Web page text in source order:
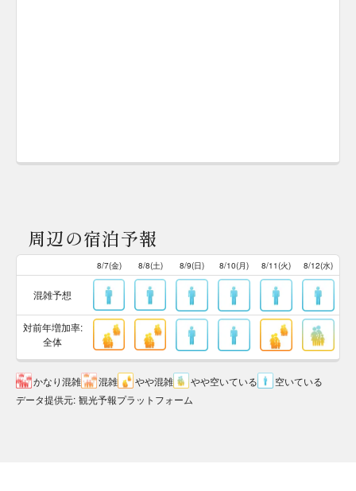
周辺の宿泊予報
8/7(金) 8/8(土) 8/9(日) 8/10(月) 8/11(火) 8/12(水)
混雑予想
対前年増加率:
全体
かなり混雑 混雑 やや混雑 やや空いている
空いている
データ提供元: 観光予報プラットフォーム